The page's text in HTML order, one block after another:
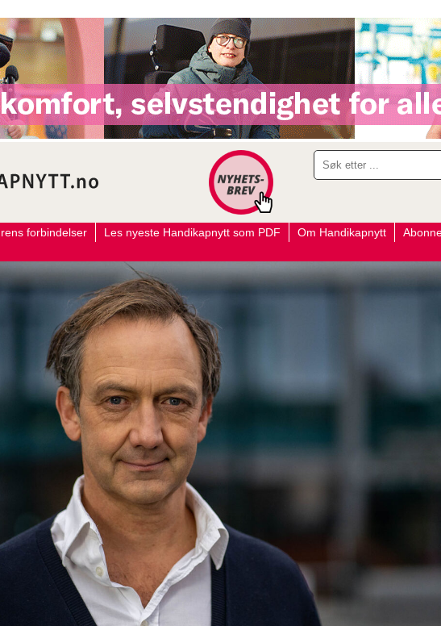
forbindelser Les nyeste Handikapnytt som PDF Om Handikapnytt